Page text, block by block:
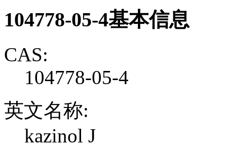
104778-05-4基本信息
CAS:
104778-05-4
英文名称:
kazinol J